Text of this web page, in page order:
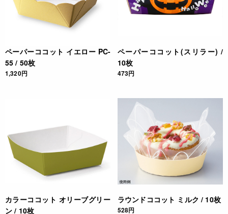
ペーパーココット イエロー PC-
55 / 50枚
1,320円
ペーパーココット(スリラー) /
10枚
473円
カラーココット オリーブグリー
ン / 10枚
ラウンドココット ミルク / 10枚
528円